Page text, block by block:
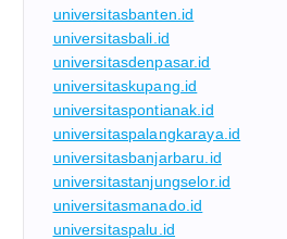
universitasbanten.id
universitasbali.id
universitasdenpasar.id
universitaskupang.id
universitaspontianak.id
universitaspalangkaraya.id
universitasbanjarbaru.id
universitastanjungselor.id
universitasmanado.id
universitaspalu.id